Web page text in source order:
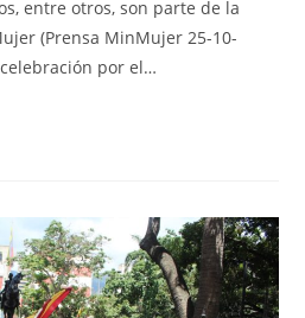
entre otros, son parte de la
(Prensa MinMujer 25-10-
por el…